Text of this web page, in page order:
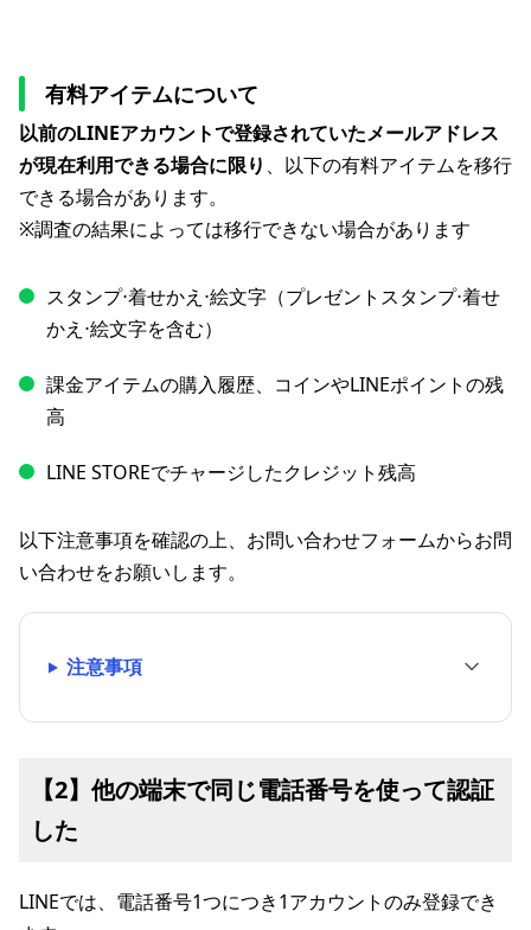
有料アイテムについて
以前のLINEアカウントで登録されていたメールアドレス
が現在利用できる場合に限り 、以下の有料アイテムを移行
できる場合があります。
※調査の結果によっては移行できない場合があります
スタンプ⋅着せかえ⋅絵文字（プレゼントスタンプ⋅着せ
かえ⋅絵文字を含む）
課金アイテムの購入履歴、コインやLINEポイントの残
高
LINE STOREでチャージしたクレジット残高
以下注意事項を確認の上、お問い合わせフォームからお問
い合わせをお願いします。
注意事項
【2】他の端末で同じ電話番号を使って認証
した
LINEでは、電話番号1つにつき1アカウントのみ登録でき